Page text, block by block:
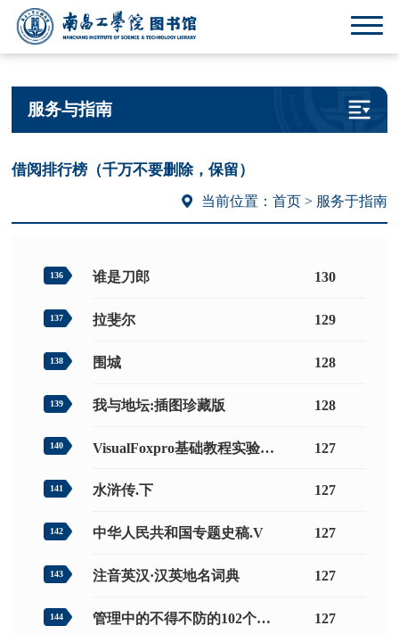
服务与指南
借阅排行榜（千万不要删除，保留）
当前位置： 首页> 服务于指南
136 谁是刀郎 130
137 拉斐尔 129
138 围城 128
139 我与地坛:插图珍藏版 128
140 VisualFoxpro基础教程实验指导 127
141 水浒传.下 127
142 中华人民共和国专题史稿.V 127
143 注音英汉·汉英地名词典 127
144 管理中的不得不防的102个误区 127